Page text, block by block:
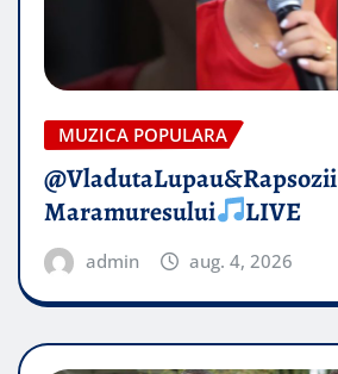
MUZICA POPULARA
@VladutaLupau&Rapsozii
Maramuresului
LIVE
admin aug. 4, 2026